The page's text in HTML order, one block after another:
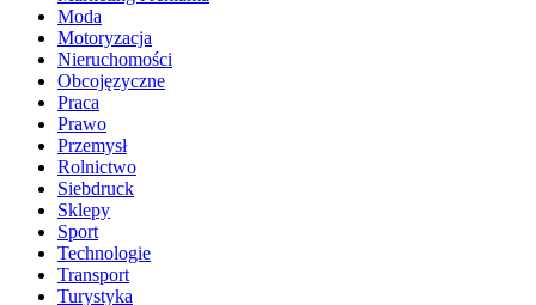
Moda
Motoryzacja
Nieruchomości
Obcojęzyczne
Praca
Prawo
Przemysł
Rolnictwo
Siebdruck
Sklepy
Sport
Technologie
Transport
Turystyka